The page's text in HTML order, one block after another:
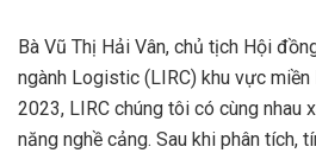
Bà Vũ Thị Hải Vân, chủ tịch Hội
ngành Logistic (LIRC) khu vực miền
2023, LIRC chúng tôi có cùng nhau
năng nghề cảng. Sau khi phân tích,